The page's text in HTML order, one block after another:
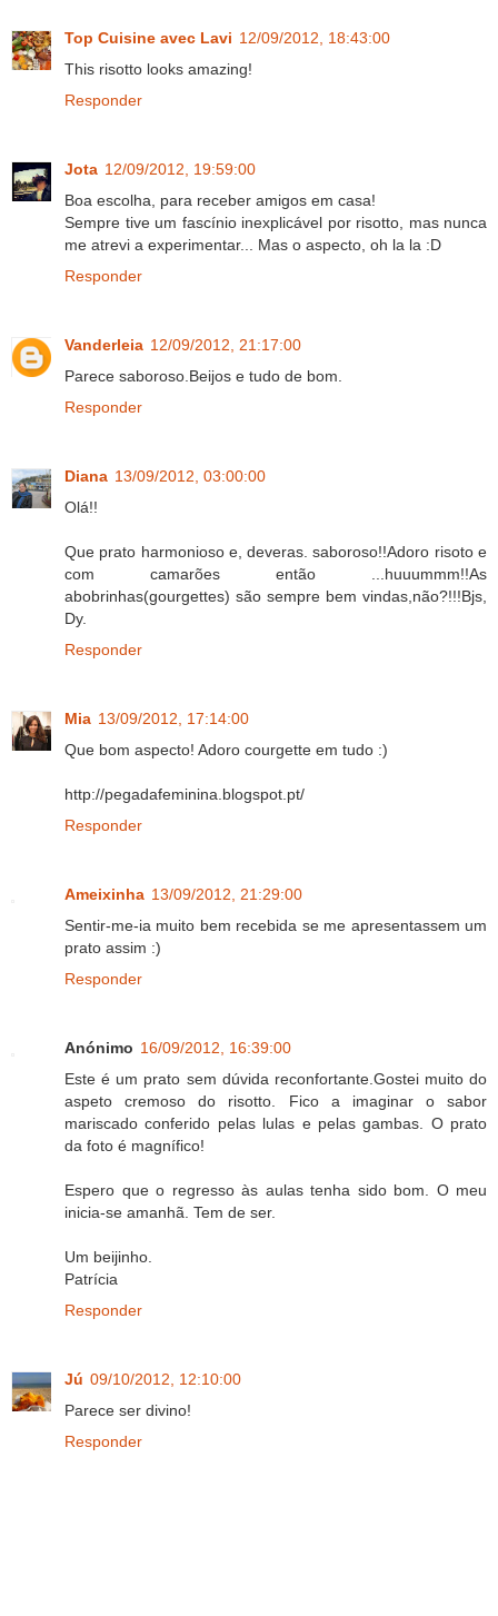
Top Cuisine avec Lavi 12/09/2012, 18:43:00
This risotto looks amazing!
Responder
Jota 12/09/2012, 19:59:00
Boa escolha, para receber amigos em casa!
Sempre tive um fascínio inexplicável por risotto, mas nunca
me atrevi a experimentar... Mas o aspecto, oh la la :D
Responder
Vanderleia 12/09/2012, 21:17:00
Parece saboroso.Beijos e tudo de bom.
Responder
Diana 13/09/2012, 03:00:00
Olá!!
Que prato harmonioso e, deveras. saboroso!!Adoro risoto e
com camarões então ...huuummm!!As
abobrinhas(gourgettes) são sempre bem vindas,não?!!!Bjs,
Dy.
Responder
Mia 13/09/2012, 17:14:00
Que bom aspecto! Adoro courgette em tudo :)
http://pegadafeminina.blogspot.pt/
Responder
Ameixinha 13/09/2012, 21:29:00
Sentir-me-ia muito bem recebida se me apresentassem um
prato assim :)
Responder
Anónimo 16/09/2012, 16:39:00
Este é um prato sem dúvida reconfortante.Gostei muito do
aspeto cremoso do risotto. Fico a imaginar o sabor
mariscado conferido pelas lulas e pelas gambas. O prato
da foto é magnífico!
Espero que o regresso às aulas tenha sido bom. O meu
inicia-se amanhã. Tem de ser.
Um beijinho.
Patrícia
Responder
Jú 09/10/2012, 12:10:00
Parece ser divino!
Responder